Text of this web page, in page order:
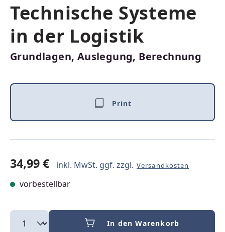
Technische Systeme
in der Logistik
Grundlagen, Auslegung, Berechnung
Print
34,99 € inkl. MwSt. ggf. zzgl. Versandkosten
vorbestellbar
In den Warenkorb